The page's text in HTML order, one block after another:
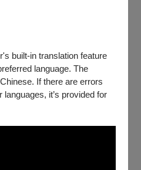
built-in translation feature
language. The
If there are errors
it’s provided for
Luis de Victoria
郎 曲｜信長 貴富
陽 曲｜石青如
翕
任 編曲｜李抱忱